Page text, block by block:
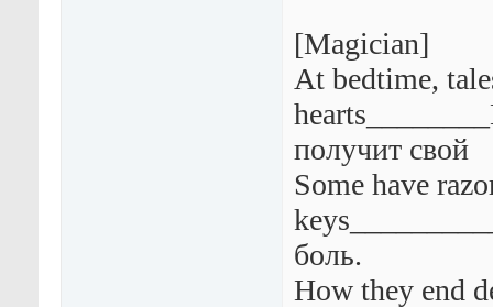
[Magician]
At bedtime,
получит свой
Some have
боль.
How they end